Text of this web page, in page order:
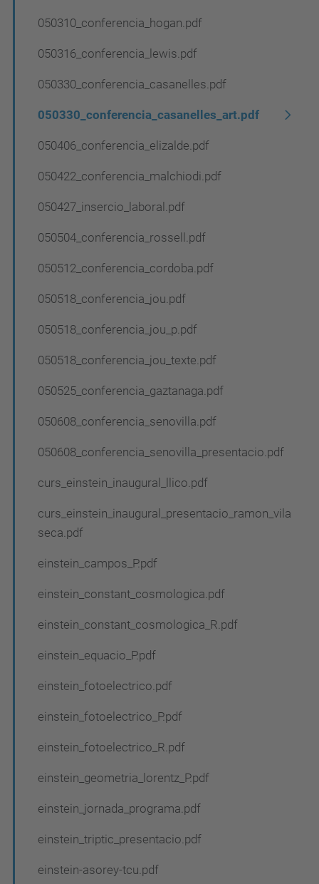
050310_conferencia_hogan.pdf
050316_conferencia_lewis.pdf
050330_conferencia_casanelles.pdf
050330_conferencia_casanelles_art.pdf
050406_conferencia_elizalde.pdf
050422_conferencia_malchiodi.pdf
050427_insercio_laboral.pdf
050504_conferencia_rossell.pdf
050512_conferencia_cordoba.pdf
050518_conferencia_jou.pdf
050518_conferencia_jou_p.pdf
050518_conferencia_jou_texte.pdf
050525_conferencia_gaztanaga.pdf
050608_conferencia_senovilla.pdf
050608_conferencia_senovilla_presentacio.pdf
curs_einstein_inaugural_llico.pdf
curs_einstein_inaugural_presentacio_ramon_vila
seca.pdf
einstein_campos_P.pdf
einstein_constant_cosmologica.pdf
einstein_constant_cosmologica_R.pdf
einstein_equacio_P.pdf
einstein_fotoelectrico.pdf
einstein_fotoelectrico_P.pdf
einstein_fotoelectrico_R.pdf
einstein_geometria_lorentz_P.pdf
einstein_jornada_programa.pdf
einstein_triptic_presentacio.pdf
einstein-asorey-tcu.pdf